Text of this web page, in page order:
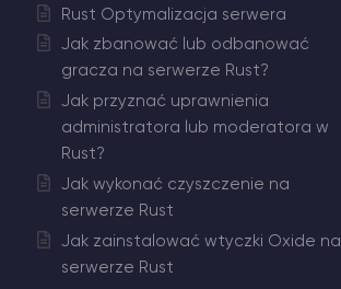
Rust Optymalizacja serwera
Jak zbanować lub odbanować
gracza na serwerze Rust?
Jak przyznać uprawnienia
administratora lub moderatora w
Rust?
Jak wykonać czyszczenie na
serwerze Rust
Jak zainstalować wtyczki Oxide na
serwerze Rust